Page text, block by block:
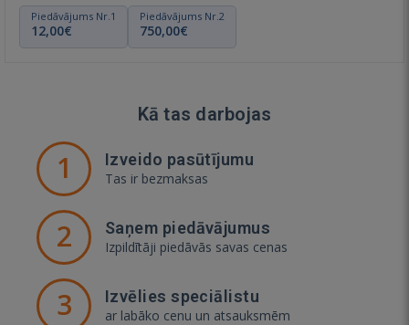
Piedāvājums Nr.1
12,00€
Piedāvājums Nr.2
750,00€
Kā tas darbojas
1 Izveido pasūtījumu
Tas ir bezmaksas
2 Saņem piedāvājumus
Izpildītāji piedāvās savas cenas
3 Izvēlies speciālistu
ar labāko cenu un atsauksmēm